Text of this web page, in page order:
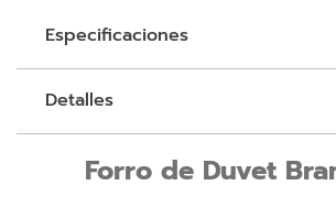
Especificaciones
Detalles
Forro de Duvet